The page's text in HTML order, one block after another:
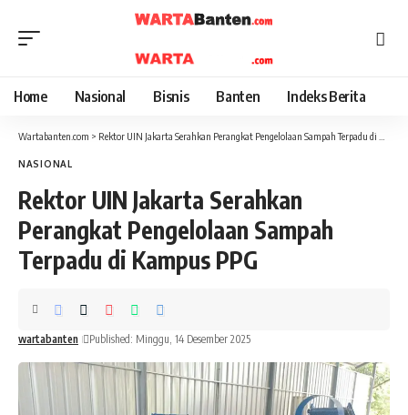
Home Nasional Bisnis Banten Indeks Berita
Wartabanten.com > Rektor UIN Jakarta Serahkan Perangkat Pengelolaan Sampah Terpadu di Kampus PPG
NASIONAL
Rektor UIN Jakarta Serahkan
Perangkat Pengelolaan Sampah
Terpadu di Kampus PPG
wartabanten Published: Minggu, 14 Desember 2025